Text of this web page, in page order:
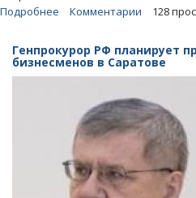
Подробнее
«макарошек».
Путин
одобрил
наказания
чиновников
хамство
и
чванство
Комментарии 128
Генпрокурор РФ планирует
бизнесменов в Саратове